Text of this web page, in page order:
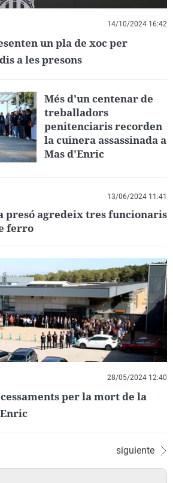
14/10/2024 16:42
un pla de xoc per
a les presons
Més d'un centenar de
treballadors
penitenciaris recorden
la cuinera assassinada a
Mas d'Enric
13/06/2024 11:41
presó agredeix tres funcionaris
ferro
28/05/2024 12:40
per la mort de la
siguiente